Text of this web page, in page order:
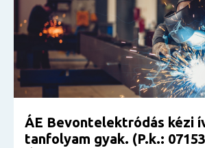
ÁE Bevontelektródás kézi
tanfolyam gyak. (P.k.: